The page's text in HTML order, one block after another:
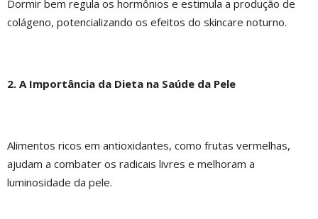
Dormir bem regula os hormônios e estimula a produção de
colágeno, potencializando os efeitos do skincare noturno.
2. A Importância da Dieta na Saúde da Pele
Alimentos ricos em antioxidantes, como frutas vermelhas,
ajudam a combater os radicais livres e melhoram a
luminosidade da pele.